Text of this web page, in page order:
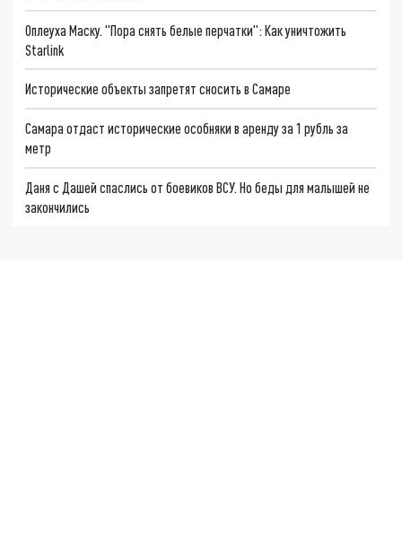
Оплеуха Маску. "Пора снять белые перчатки": Как уничтожить
Starlink
Исторические объекты запретят сносить в Самаре
Самара отдаст исторические особняки в аренду за 1 рубль за
метр
Даня с Дашей спаслись от боевиков ВСУ. Но беды для малышей не
закончились